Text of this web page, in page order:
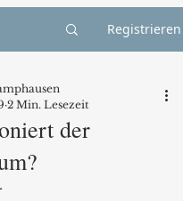
Registrieren
der
2 Min. Lesezeit